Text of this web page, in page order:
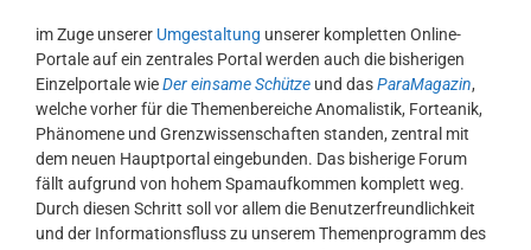
im Zuge unserer Umgestaltung unserer kompletten Online-
Portale auf ein zentrales Portal werden auch die bisherigen
Einzelportale wieDer einsame Schütze und dasParaMagazin,
welche vorher für die Themenbereiche Anomalistik, Forteanik,
Phänomene und Grenzwissenschaften standen, zentral mit
dem neuen Hauptportal eingebunden. Das bisherige Forum
fällt aufgrund von hohem Spamaufkommen komplett weg.
Durch diesen Schritt soll vor allem die Benutzerfreundlichkeit
und der Informationsfluss zu unserem Themenprogramm des